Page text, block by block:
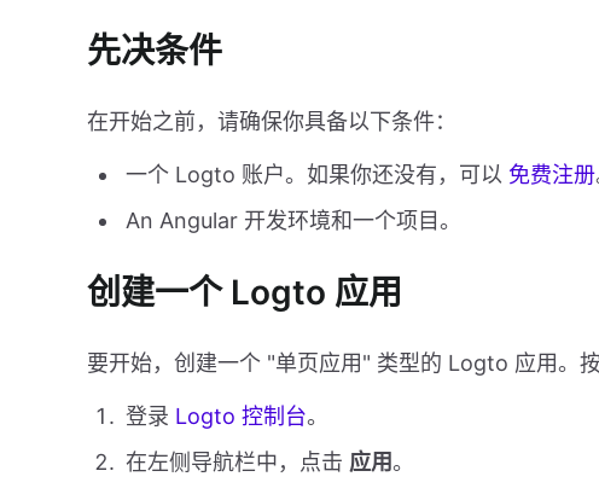
先决条件
在开始之前，请确保你具备以下条件：
一个 Logto 账户。如果你还没有，可以 免费注册
An Angular 开发环境和一个项目。
创建一个 Logto 应用
要开始，创建一个 "单页应用" 类型的 Logto 应用。
登录 Logto 控制台。
在左侧导航栏中，点击 应用。